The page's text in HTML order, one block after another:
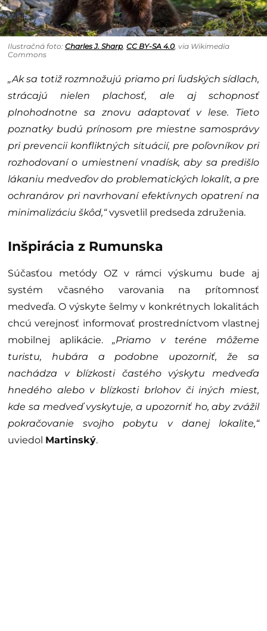
Ilustračná foto: Charles J. Sharp, CC BY-SA 4.0, via Wikimedia
Commons
„Ak sa totiž rozmnožujú priamo pri ľudských sídlach,
strácajú nielen plachosť, ale aj schopnosť
plnohodnotne sa znovu adaptovať v lese. Tieto
poznatky budú prínosom pre miestne samosprávy
pri prevencii konfliktných situácií, pre poľovníkov pri
rozhodovaní o umiestnení vnadísk, aby sa predišlo
lákaniu medveďov do problematických lokalít, a pre
ochranárov pri navrhovaní efektívnych opatrení na
minimalizáciu škôd,“vysvetlil predseda združenia.
Inšpirácia z Rumunska
Súčasťou metódy OZ v rámci výskumu bude aj
systém včasného varovania na prítomnosť
medveďa. O výskyte šelmy v konkrétnych lokalitách
chcú verejnosť informovať prostredníctvom vlastnej
mobilnej aplikácie.„Priamo v teréne môžeme
turistu, hubára a podobne upozorniť, že sa
nachádza v blízkosti častého výskytu medveďa
hnedého alebo v blízkosti brlohov či iných miest,
kde sa medveď vyskytuje, a upozorniť ho, aby zvážil
pokračovanie svojho pobytu v danej lokalite,“
uviedol Martinský.